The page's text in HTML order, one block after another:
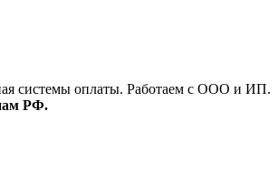
системы оплаты. Работаем с ООО и ИП.
РФ.